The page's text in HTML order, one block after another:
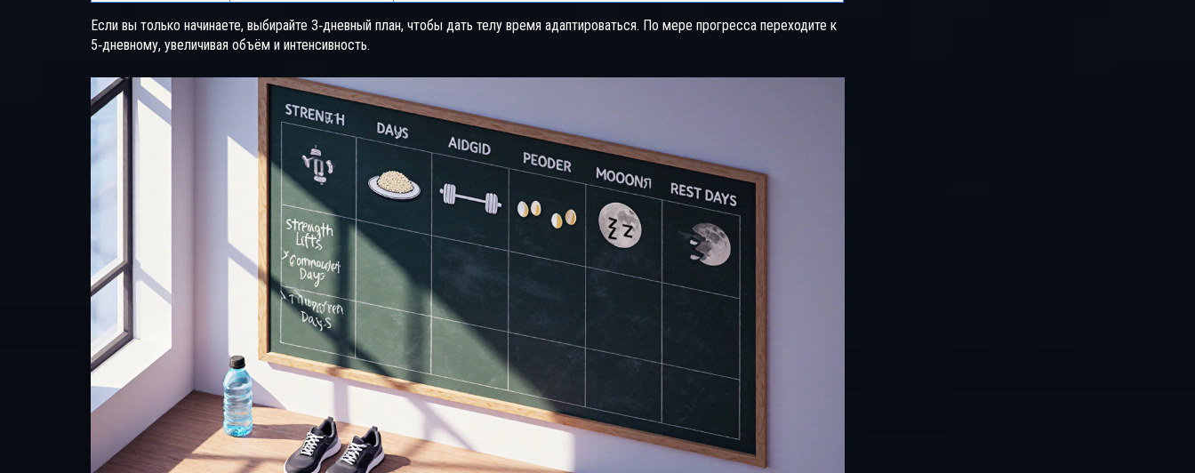
Если вы только начинаете, выбирайте 3‑дневный план, чтобы дать телу время адаптироваться. По мере прогресса переходите к
5‑дневному, увеличивая объём и интенсивность.